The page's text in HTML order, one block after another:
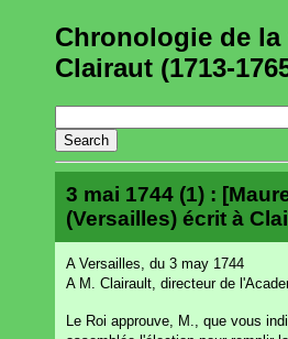
Chronologie de la
Clairaut (1713-
3 mai 1744 (1) :
(Versailles) écrit à
A Versailles, du 3 may 1744
A M. Clairault, directeur de
Le Roi approuve, M., que vous